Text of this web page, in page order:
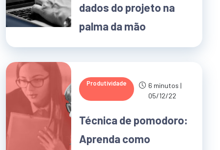
dados do projeto na
palma da mão
Produtividade
6 minutos |
05/12/22
Técnica de pomodoro:
Aprenda como